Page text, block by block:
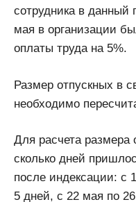
сотрудника в данный
мая в организации
оплаты труда на 5%.
Размер отпускных в
необходимо
Для расчета размера
сколько дней
после индексации: с
5 дней, с 22 мая по